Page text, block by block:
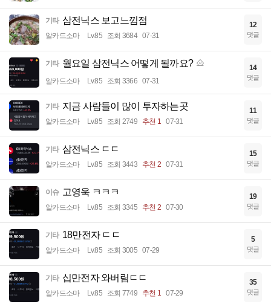
기타 삼전닉스 보고느낌점
알카드소마 Lv.85 조회 3684 07-31
12
댓글
기타 월요일 삼전닉스 어떻게 될까요?
알카드소마 Lv.85 조회 3366 07-31
14
댓글
기타 지금 사람들이 많이 투자하는곳
알카드소마 Lv.85 조회 2749 추천 1 07-31
11
댓글
기타 삼전닉스 ㄷㄷ
알카드소마 Lv.85 조회 3443 추천 2 07-31
15
댓글
이슈 고영욱 ㅋㅋㅋ
알카드소마 Lv.85 조회 3345 추천 2 07-30
19
댓글
기타 18만전자 ㄷㄷ
알카드소마 Lv.85 조회 3005 07-29
5
댓글
기타 십만전자 와버림ㄷㄷ
알카드소마 Lv.85 조회 7749 추천 1 07-29
35
댓글